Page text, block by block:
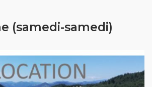
(samedi-samedi)